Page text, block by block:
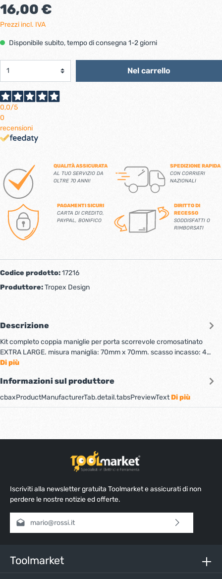
16,00 €
Prezzi incl. IVA
Disponibile subito, tempo di consegna 1-2 giorni
Nel carrello
0,0/5
0
recensioni
QUALITÀ ASSICURATA
AL TUO SERVIZIO DA
OLTRE 70 ANNI!
SPEDIZIONE RAPIDA
CON CORRIERI
NAZIONALI
PAGAMENTI SICURI
CARTA DI CREDITO,
PAYPAL, BONIFICO
DIRITTO DI
RECESSO
SODDISFATTI O
RIMBORSATI
Codice prodotto:17216
Produttore:Tropex Design
Descrizione
Kit completo coppia maniglie per porta scorrevole cromosatinato
EXTRA LARGE. misura maniglia: 70mm x 70mm. scasso incasso: 4…
Di più
Informazioni sul produttore
cbaxProductManufacturerTab.detail.tabsPreviewTextDi più
Iscriviti alla newsletter gratuita Toolmarket e assicurati di non
perdere le nostre notizie ed offerte.
Indirizzo e-mail*
nostri termini e condizioni generali
Inserisci i caratteri sopra*
Toolmarket